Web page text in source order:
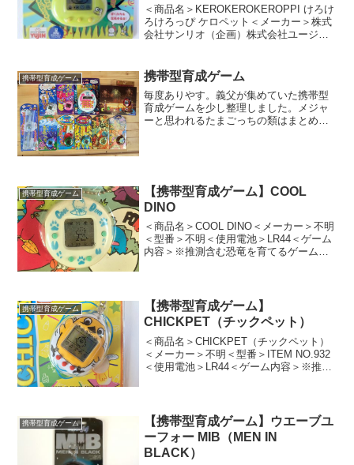
＜商品名＞KEROKEROKEROPPI けろけ
ろけろっぴ ケロペット＜メーカー＞株式
会社サンリオ（企画）株式会社ユージン
お馴染みのキャラクター「ケロケロケロ
ッピ」の...
携帯型育成ゲーム 携帯型育成ゲーム
毎度ありやす。義父が集めていた携帯型
育成ゲームを少し整理しました。メジャ
ーと思われるたまごっちの類はまとめて
携帯型育成ゲーム
【携帯型育成ゲーム】COOL
DINO
＜商品名＞COOL DINO＜メーカー＞不明
＜型番＞不明＜使用電池＞LR44＜ゲーム
内容＞※推測含む恐竜を育てるゲーム。
スト...
携帯型育成ゲーム
【携帯型育成ゲーム】
CHICKPET（チックペット）
＜商品名＞CHICKPET（チックペット）
＜メーカー＞不明＜型番＞ITEM NO.932
＜使用電池＞LR44＜ゲーム内容＞※推測
の...
携帯型育成ゲーム
【携帯型育成ゲーム】ウエーブユ
ーフォー MIB（MEN IN
BLACK）